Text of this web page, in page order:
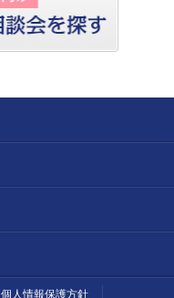
個人情報保護方針